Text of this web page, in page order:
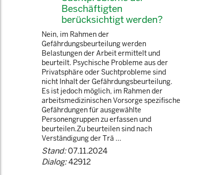
Beschäftigten
berücksichtigt werden?
Nein, im Rahmen der
Gefährdungsbeurteilung werden
Belastungen der Arbeit ermittelt und
beurteilt. Psychische Probleme aus der
Privatsphäre oder Suchtprobleme sind
nicht Inhalt der Gefährdungsbeurteilung.
Es ist jedoch möglich, im Rahmen der
arbeitsmedizinischen Vorsorge spezifische
Gefährdungen für ausgewählte
Personengruppen zu erfassen und
beurteilen.Zu beurteilen sind nach
Verständigung der Trä ...
Stand:07.11.2024
Dialog:42912